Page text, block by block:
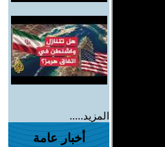
المزيد.....
أخبار عامة